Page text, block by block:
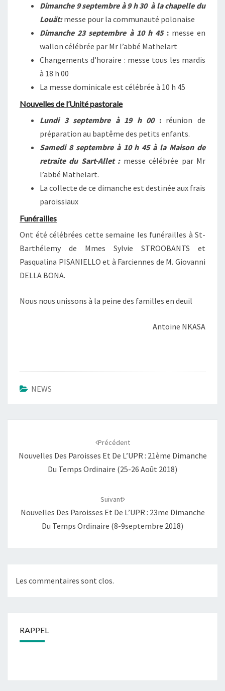
Dimanche 9 septembre à 9 h 30 à la chapelle du
Louät:messe pour la communauté polonaise
Dimanche 23 septembre à 10 h 45: messe en
wallon célébrée par Mr l’abbé Mathelart
Changements d’horaire : messe tous les mardis
à 18 h 00
La messe dominicale est célébrée à 10 h 45
Nouvelles de l’Unité pastorale
Lundi 3 septembre à 19 h 00: réunion de
préparation au baptême des petits enfants.
Samedi 8 septembre à 10 h 45 à la Maison de
retraite du Sart-Allet : messe célébrée par Mr
l’abbé Mathelart.
La collecte de ce dimanche est destinée aux frais
paroissiaux
Funérailles
Ont été célébrées cette semaine les funérailles à St-
Barthélemy de Mmes Sylvie STROOBANTS et
Pasqualina PISANIELLO et à Farciennes de M. Giovanni
DELLA BONA.
Nous nous unissons à la peine des familles en deuil
Antoine NKASA
NEWS
Précédent
Nouvelles Des Paroisses Et De L’UPR : 21ème Dimanche
Du Temps Ordinaire (25-26 Août 2018)
Suivant
Nouvelles Des Paroisses Et De L’UPR : 23me Dimanche
Du Temps Ordinaire (8-9septembre 2018)
Les commentaires sont clos.
RAPPEL